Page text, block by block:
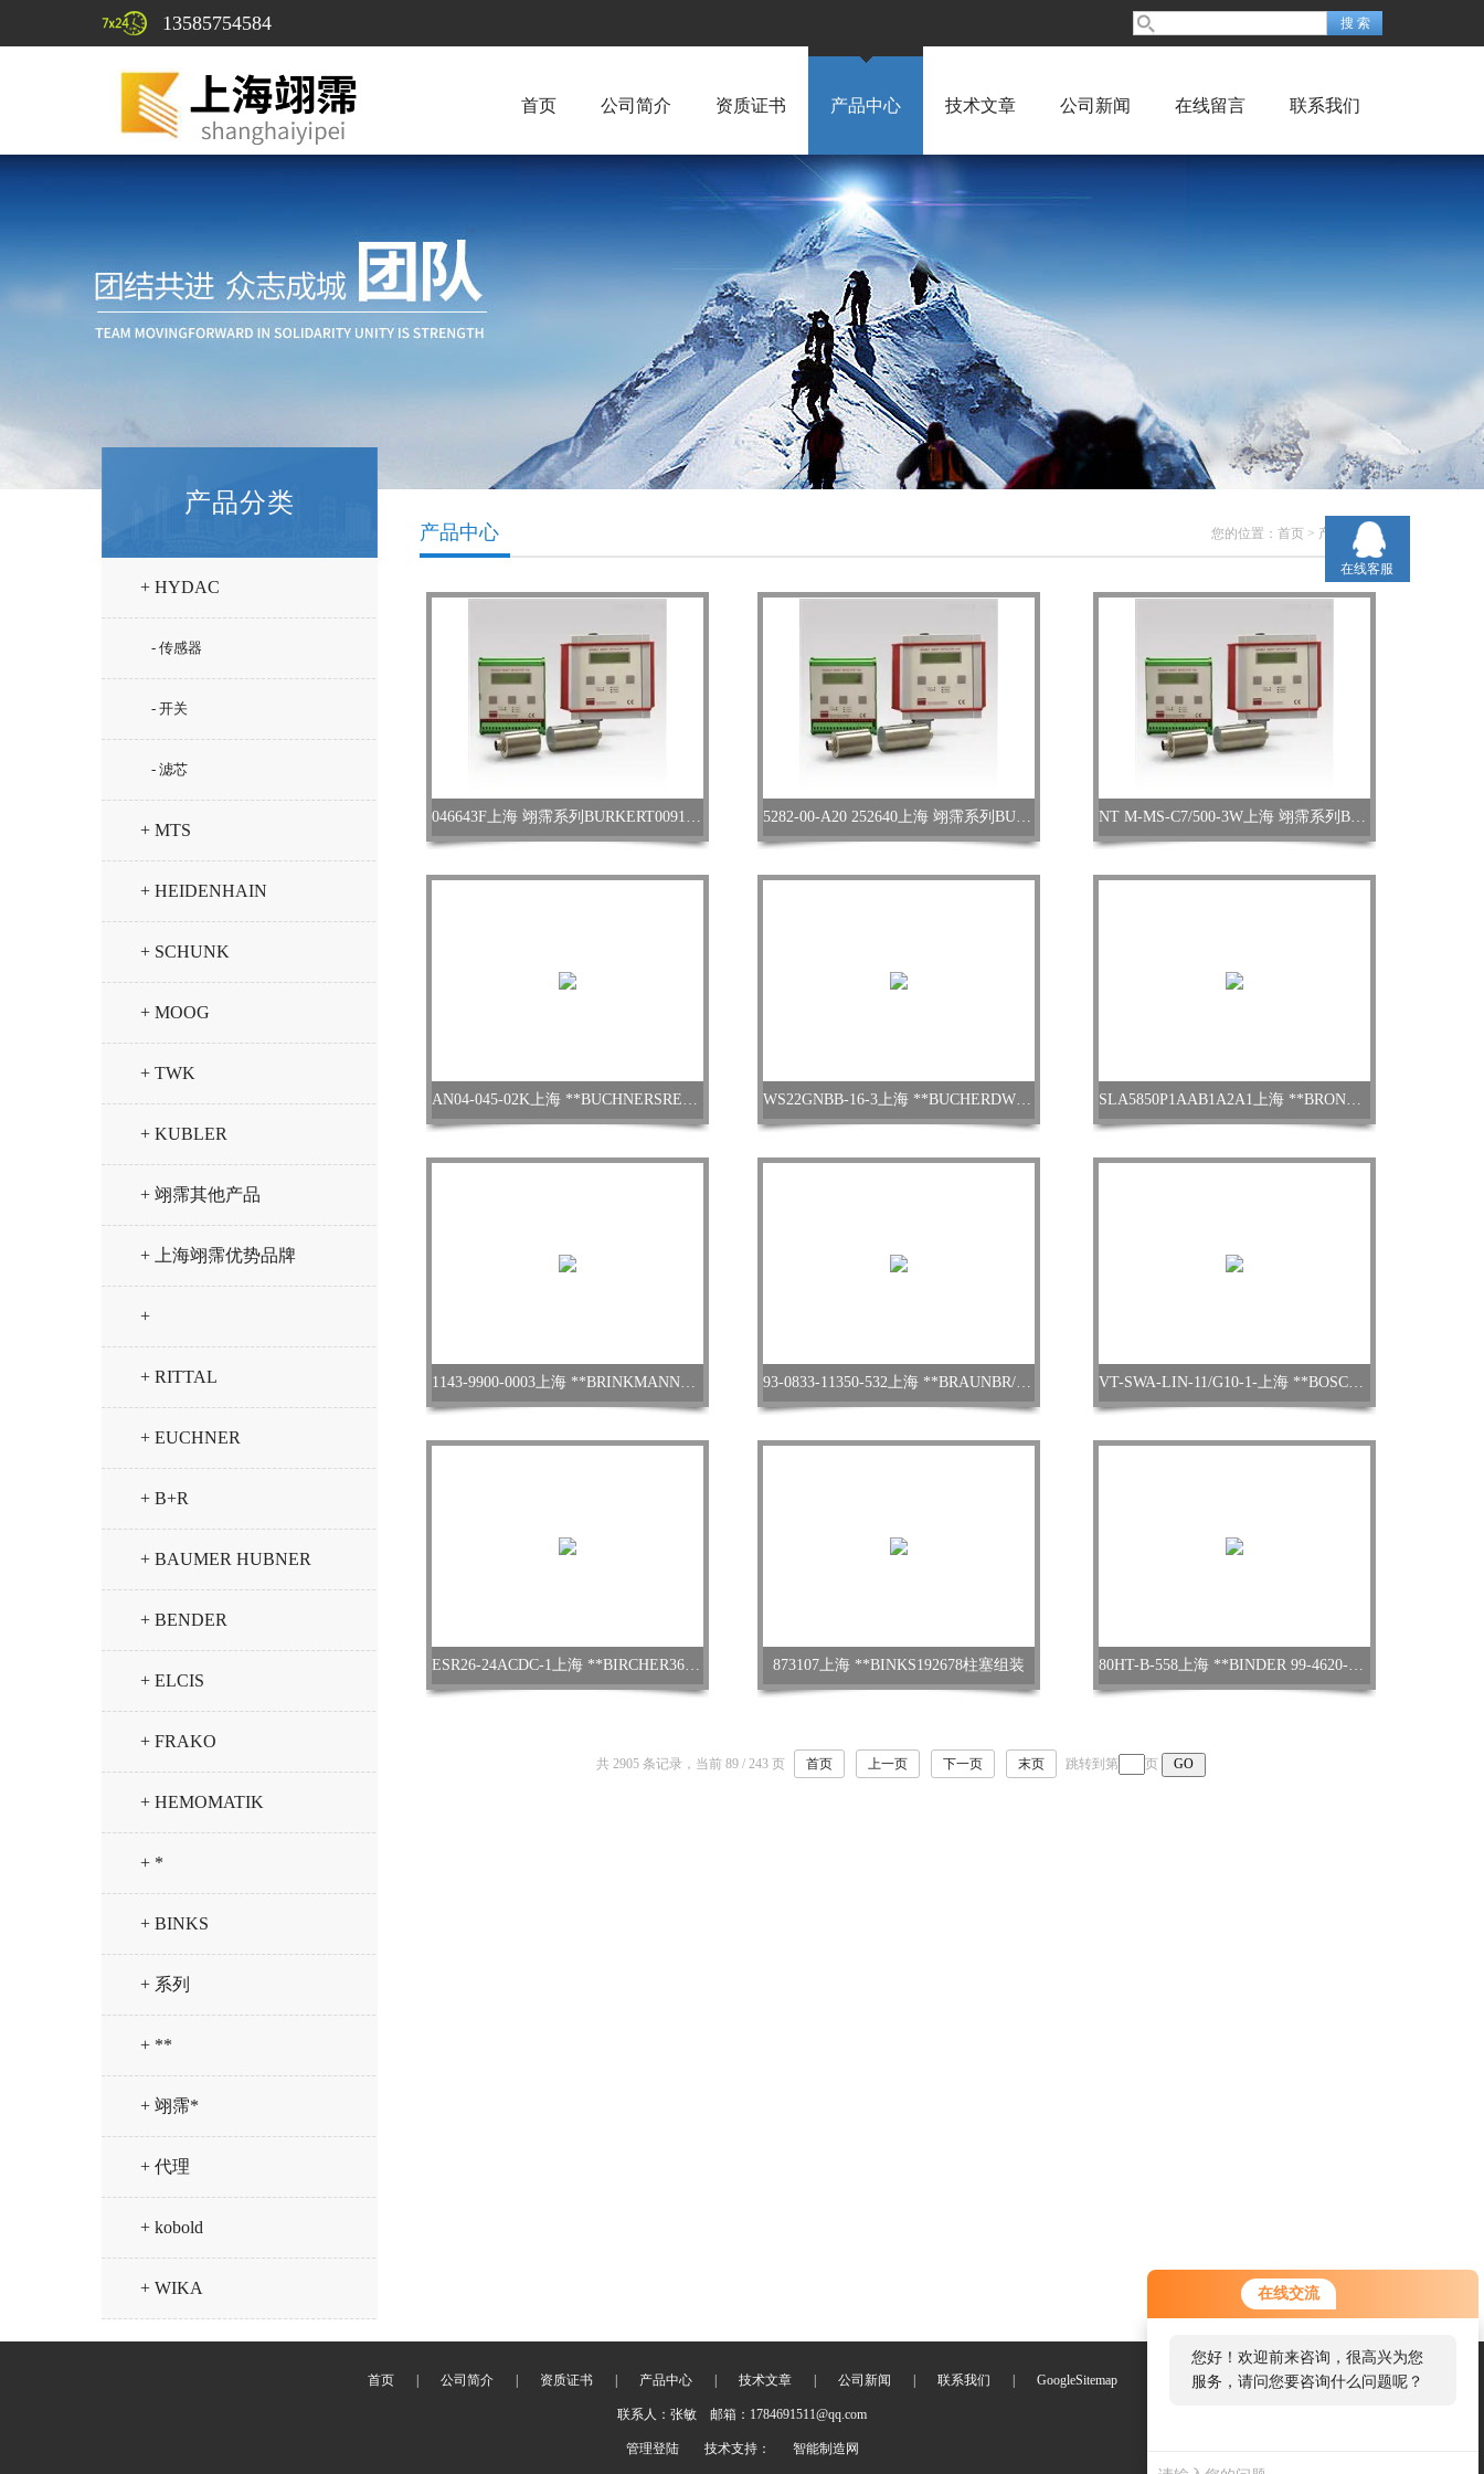
在线交流
您好！欢迎前来咨询，很高兴为您
服务，请问您要咨询什么问题呢？
您好，看您停留很久了，是否找到
了需求产品，您可以直接在线与我
13585754584
首页 公司简介 资质证书 产品中心 技术文章 公司新闻 在线留言 联系我们
产品分类
+ HYDAC
- 传感器
- 开关
- 滤芯
+ MTS
+ HEIDENHAIN
+ SCHUNK
+ MOOG
+ TWK
+ KUBLER
+ 翊霈其他产品
+ 上海翊霈优势品牌
+
+ RITTAL
+ EUCHNER
+ B+R
+ BAUMER HUBNER
+ BENDER
+ ELCIS
+ FRAKO
+ HEMOMATIK
+ *
+ BINKS
+ 系列
+ **
+ 翊霈*
+ 代理
+ kobold
+ WIKA
您的位置： 首页 > 产品中心 >
产品中心
046643F上海 翊霈系列BURKERT009180039备件 5282-00-A20 252640上海 翊霈系列BURKERTHH520076时间继电器 NT M-MS-C7/500-3W上海 翊霈系列BUHLERTT-77-F-VA-1T-KT/370温度传感器
AN04-045-02K上海 **BUCHNERSREA-AB-16-02-2液压阀 WS22GNBB-16-3上海 **BUCHERDWPBU-2-10-SN20-1开关阀 SLA5850P1AAB1A2A1上海 **BRONKHORSTF-206AI-AGD-00-V流量计
1143-9900-0003上海 **BRINKMANNTFS496/20-N+160螺杆泵 93-0833-11350-532上海 **BRAUNBR/A5S05T90-5M备件 VT-SWA-LIN-11/G10-1-上海 **BOSCHGBM-13-2 RE手qiang钻
ESR26-24ACDC-1上海 **BIRCHER36/60/2/174/05-SM橡胶管 873107上海 **BINKS192678柱塞组装 80HT-B-558上海 **BINDER 99-4620-00-09 备件
共 2905 条记录，当前 89 / 243 页 首页 上一页 下一页 末页 跳转到第 页
首页 公司简介 资质证书 产品中心 技术文章 公司新闻 联系我们 GoogleSitemap
联系人：张敏 邮箱：1784691511@qq.com
管理登陆 技术支持： 智能制造网
在线客服